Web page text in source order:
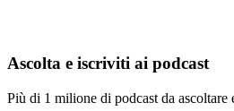
Ascolta e iscriviti ai podcast
Più di 1 milione di podcast da ascoltare